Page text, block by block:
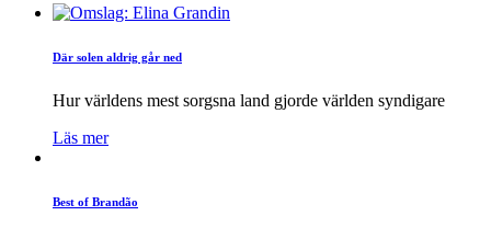
Där solen aldrig går ned
Hur världens mest sorgsna land gjorde världen syndigare
Läs mer
Best of Brandão